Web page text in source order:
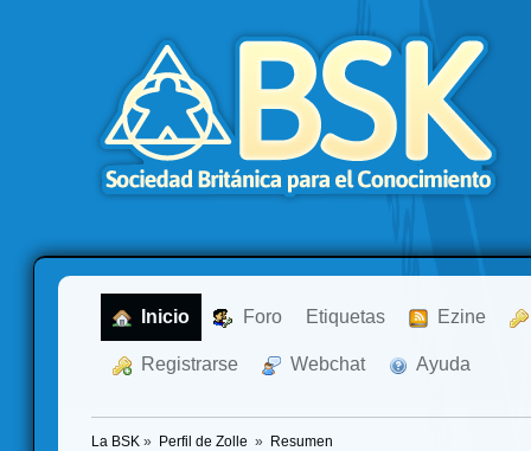
Inicio Foro Etiquetas Ezine
Registrarse Webchat Ayuda
La BSK » Perfil de Zolle » Resumen